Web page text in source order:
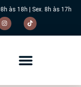
às 18h | Sex. 8h às 17h